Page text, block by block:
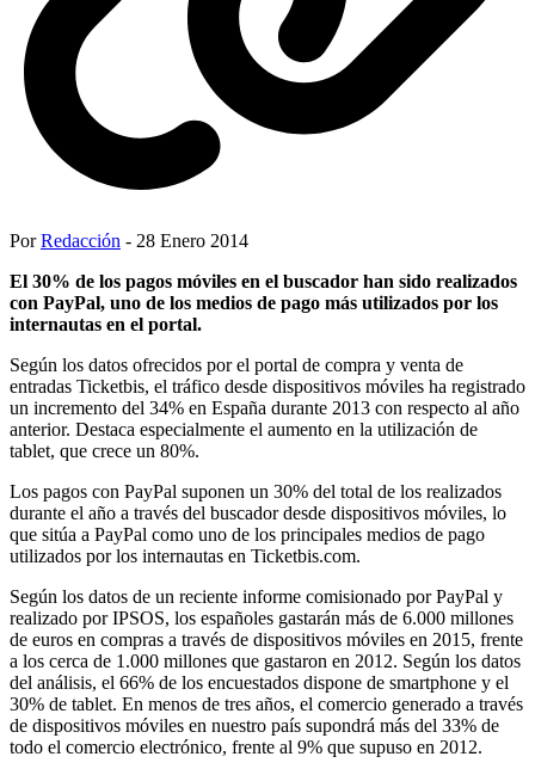
PorRedacción - 28 Enero 2014
El 30% de los pagos móviles en el buscador han sido realizados
con PayPal, uno de los medios de pago más utilizados por los
internautas en el portal.
Según los datos ofrecidos por el portal de compra y venta de
entradas Ticketbis, el tráfico desde dispositivos móviles ha registrado
un incremento del 34% en España durante 2013 con respecto al año
anterior. Destaca especialmente el aumento en la utilización de
tablet, que crece un 80%.
Los pagos con PayPal suponen un 30% del total de los realizados
durante el año a través del buscador desde dispositivos móviles, lo
que sitúa a PayPal como uno de los principales medios de pago
utilizados por los internautas en Ticketbis.com.
Según los datos de un reciente informe comisionado por PayPal y
realizado por IPSOS, los españoles gastarán más de 6.000 millones
de euros en compras a través de dispositivos móviles en 2015, frente
a los cerca de 1.000 millones que gastaron en 2012. Según los datos
del análisis, el 66% de los encuestados dispone de smartphone y el
30% de tablet. En menos de tres años, el comercio generado a través
de dispositivos móviles en nuestro país supondrá más del 33% de
todo el comercio electrónico, frente al 9% que supuso en 2012.